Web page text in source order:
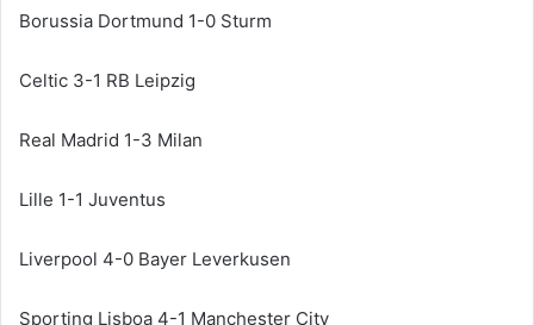
Borussia Dortmund 1-0 Sturm
Celtic 3-1 RB Leipzig
Real Madrid 1-3 Milan
Lille 1-1 Juventus
Liverpool 4-0 Bayer Leverkusen
Sporting Lisboa 4-1 Manchester City